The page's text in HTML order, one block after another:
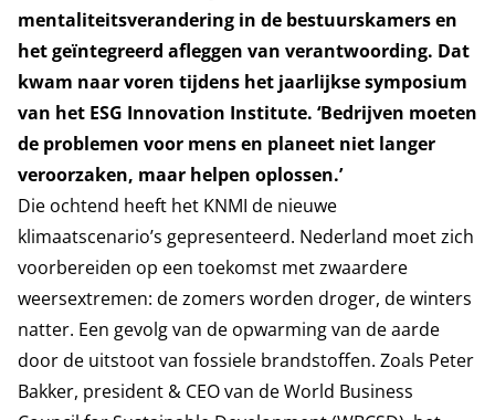
mentaliteitsverandering in de bestuurskamers en
het geïntegreerd afleggen van verantwoording. Dat
kwam naar voren tijdens het jaarlijkse symposium
van het ESG Innovation Institute. ‘Bedrijven moeten
de problemen voor mens en planeet niet langer
veroorzaken, maar helpen oplossen.’
Die ochtend heeft het KNMI de nieuwe
klimaatscenario’s gepresenteerd. Nederland moet zich
voorbereiden op een toekomst met zwaardere
weersextremen: de zomers worden droger, de winters
natter. Een gevolg van de opwarming van de aarde
door de uitstoot van fossiele brandstoffen. Zoals Peter
Bakker, president & CEO van de World Business